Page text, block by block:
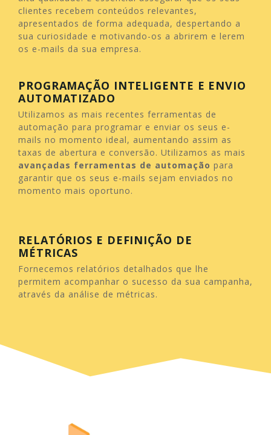
clientes recebem conteúdos relevantes,
apresentados de forma adequada, despertando a
sua curiosidade e motivando-os a abrirem e lerem
os e-mails da sua empresa.
PROGRAMAÇÃO INTELIGENTE E ENVIO
AUTOMATIZADO
Utilizamos as mais recentes ferramentas de
automação para programar e enviar os seus e-
mails no momento ideal, aumentando assim as
taxas de abertura e conversão. Utilizamos as mais
avançadas ferramentas de automação para
garantir que os seus e-mails sejam enviados no
momento mais oportuno.
RELATÓRIOS E DEFINIÇÃO DE
MÉTRICAS
Fornecemos relatórios detalhados que lhe
permitem acompanhar o sucesso da sua campanha,
através da análise de métricas.